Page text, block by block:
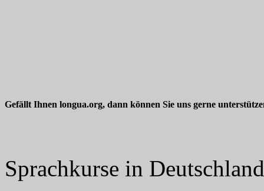
Gefällt Ihnen longua.org, dann können Sie uns gerne
Sprachkurse in